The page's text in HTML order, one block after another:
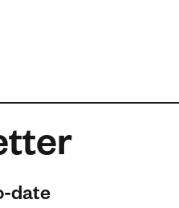
date